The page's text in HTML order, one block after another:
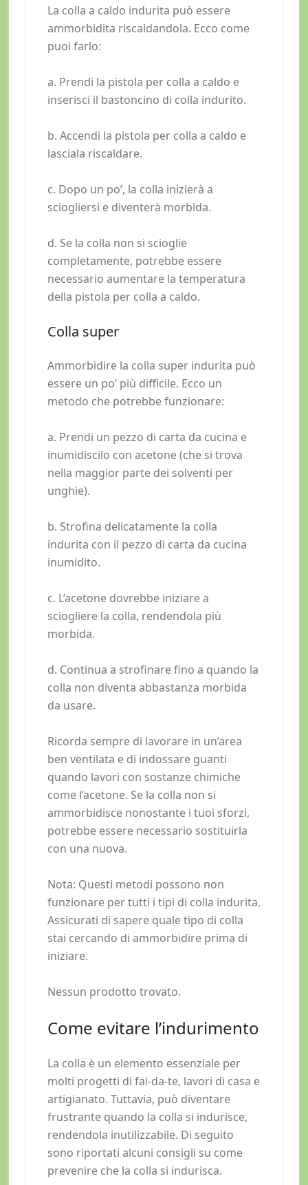
La colla a caldo indurita può essere
ammorbidita riscaldandola. Ecco come
puoi farlo:
a. Prendi la pistola per colla a caldo e
inserisci il bastoncino di colla indurito.
b. Accendi la pistola per colla a caldo e
lasciala riscaldare.
c. Dopo un po’, la colla inizierà a
sciogliersi e diventerà morbida.
d. Se la colla non si scioglie
completamente, potrebbe essere
necessario aumentare la temperatura
della pistola per colla a caldo.
Colla super
Ammorbidire la colla super indurita può
essere un po’ più difficile. Ecco un
metodo che potrebbe funzionare:
a. Prendi un pezzo di carta da cucina e
inumidiscilo con acetone (che si trova
nella maggior parte dei solventi per
unghie).
b. Strofina delicatamente la colla
indurita con il pezzo di carta da cucina
inumidito.
c. L’acetone dovrebbe iniziare a
sciogliere la colla, rendendola più
morbida.
d. Continua a strofinare fino a quando la
colla non diventa abbastanza morbida
da usare.
Ricorda sempre di lavorare in un’area
ben ventilata e di indossare guanti
quando lavori con sostanze chimiche
come l’acetone. Se la colla non si
ammorbidisce nonostante i tuoi sforzi,
potrebbe essere necessario sostituirla
con una nuova.
Nota: Questi metodi possono non
funzionare per tutti i tipi di colla indurita.
Assicurati di sapere quale tipo di colla
stai cercando di ammorbidire prima di
iniziare.
Nessun prodotto trovato.
Come evitare l’indurimento
La colla è un elemento essenziale per
molti progetti di fai-da-te, lavori di casa e
artigianato. Tuttavia, può diventare
frustrante quando la colla si indurisce,
rendendola inutilizzabile. Di seguito
sono riportati alcuni consigli su come
prevenire che la colla si indurisca.